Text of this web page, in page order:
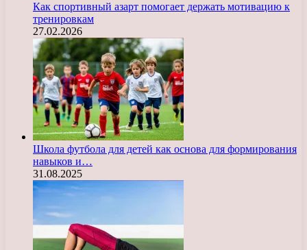
Как спортивный азарт помогает держать мотивацию к
тренировкам
27.02.2026
Школа футбола для детей как основа для формирования
навыков и…
31.08.2025